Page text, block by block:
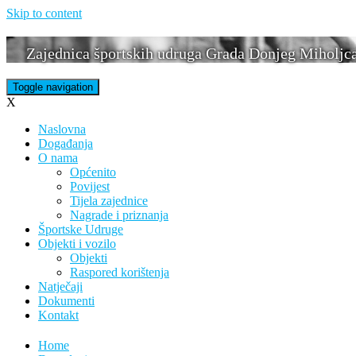
Skip to content
Zajednica športskih udruga Grada Donjeg
Toggle navigation
X
Naslovna
Događanja
O nama
Općenito
Povijest
Tijela zajednice
Nagrade i priznanja
Športske Udruge
Objekti i vozilo
Objekti
Raspored korištenja
Natječaji
Dokumenti
Kontakt
Home